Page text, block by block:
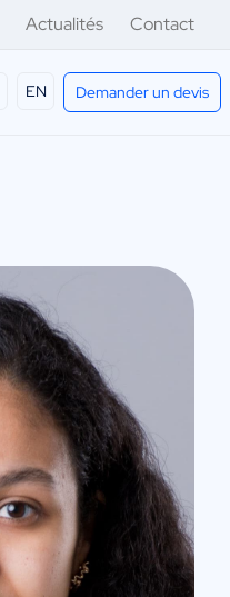
Actualités Contact
EN Demander un devis